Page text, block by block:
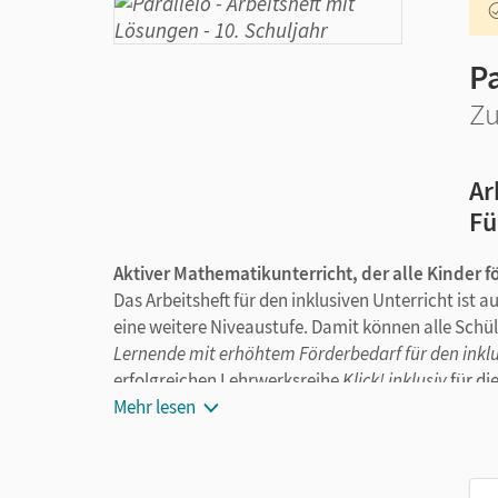
Aktiver Mathematikunterricht, der alle Kinder
Das Arbeitsheft für den inklusiven Unterricht ist
eine weitere Niveaustufe. Damit können alle
Lernende mit erhöhtem Förderbedarf für den
erfolgreichen LehrwerksreiheKlick! inklusivfür
Übersichtlich, verständlich, mit gestuftem
Mehr lesen